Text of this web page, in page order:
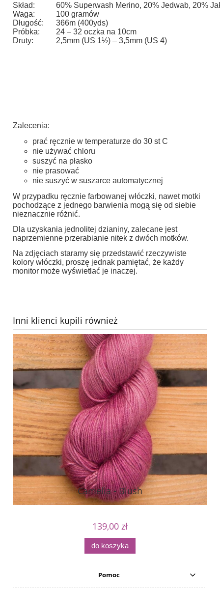
Skład:
60% Superwash Merino, 20% Jedwab, 20%
Waga:
100 gramów
Długość:
366m (400yds)
Próbka:
24 – 32 oczka na 10cm
Druty:
2,5mm (US 1½) – 3,5mm (US 4)
Zalecenia:
prać ręcznie w temperaturze do 30 st C
nie używać chloru
suszyć na płasko
nie prasować
nie suszyć w suszarce automatycznej
W przypadku ręcznie farbowanej włóczki, nawet motki
pochodzące z jednego barwienia mogą się od siebie
nieznacznie różnić.
Dla uzyskania jednolitej dzianiny, zalecane jest
naprzemienne przerabianie nitek z dwóch motków.
Na zdjęciach staramy się przedstawić rzeczywiste
kolory włóczki, proszę jednak pamiętać, że każdy
monitor może wyświetlać je inaczej.
Inni klienci kupili również
Camelia - Blush
139,00 zł
do koszyka
Pomoc